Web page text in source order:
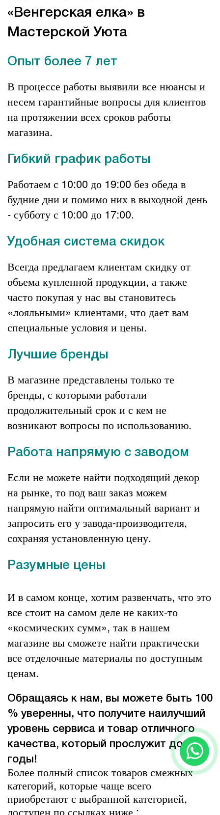
«Венгерская елка» в
Мастерской Уюта
Опыт более 7 лет
В процессе работы выявили все нюансы и
несем гарантийные вопросы для клиентов
на протяжении всех сроков работы
магазина.
Гибкий график работы
Работаем с 10:00 до 19:00 без обеда в
будние дни и помимо них в выходной день
- субботу с 10:00 до 17:00.
Удобная система скидок
Всегда предлагаем клиентам скидку от
объема купленной продукции, а также
часто покупая у нас вы становитесь
«лояльными» клиентами, что дает вам
специальные условия и цены.
Лучшие бренды
В магазине представлены только те
бренды, с которыми работали
продолжительный срок и с кем не
возникают вопросы по использованию.
Работа напрямую с заводом
Если не можете найти подходящий декор
на рынке, то под ваш заказ можем
напрямую найти оптимальный вариант и
запросить его у завода-производителя,
сохраняя установленную цену.
Разумные цены
И в самом конце, хотим развенчать, что это
все стоит на самом деле не каких-то
«космических сумм», так в нашем
магазине вы сможете найти практически
все отделочные материалыпо доступным
ценам.
Обращаясь к нам, вы можете быть 100
% уверенны, что получите наилучший
уровень сервиса и товар отличного
качества, который прослужит долгие
годы!
Более полный список товаров смежных
категорий, которые чаще всего
приобретают с выбранной категорией,
доступен по ссылках ниже :